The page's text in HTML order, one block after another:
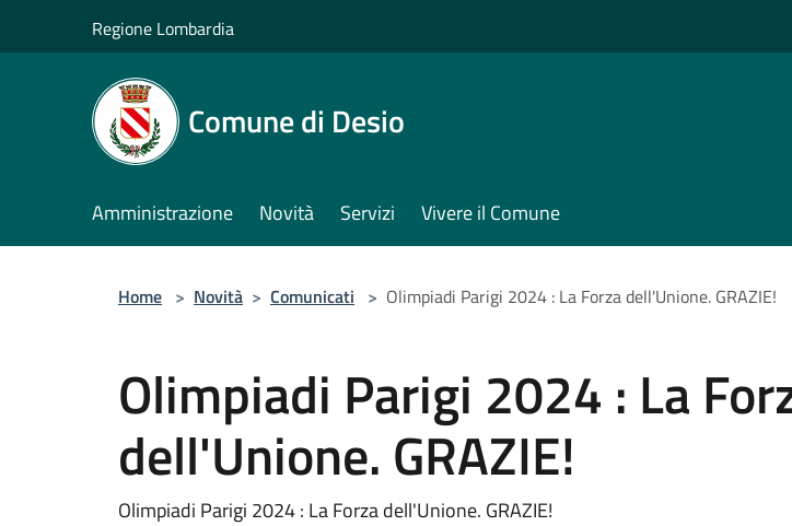
Regione Lombardia
Comune di Desio
Amministrazione Novità Servizi Vivere il Comune
Home > Novità > Comunicati > Olimpiadi Parigi 2024 : La Forza dell'Unione. GRAZIE!
Olimpiadi Parigi 2024 : La
dell'Unione. GRAZIE!
Olimpiadi Parigi 2024 : La Forza dell'Unione. GRAZIE!